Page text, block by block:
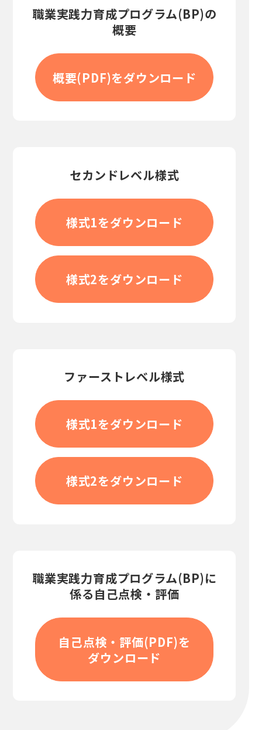
職業実践力育成プログラム(BP)の
概要
概要(PDF)をダウンロード
セカンドレベル様式
様式1をダウンロード
様式2をダウンロード
ファーストレベル様式
様式1をダウンロード
様式2をダウンロード
職業実践力育成プログラム(BP)に
係る自己点検・評価
自己点検・評価(PDF)を
ダウンロード